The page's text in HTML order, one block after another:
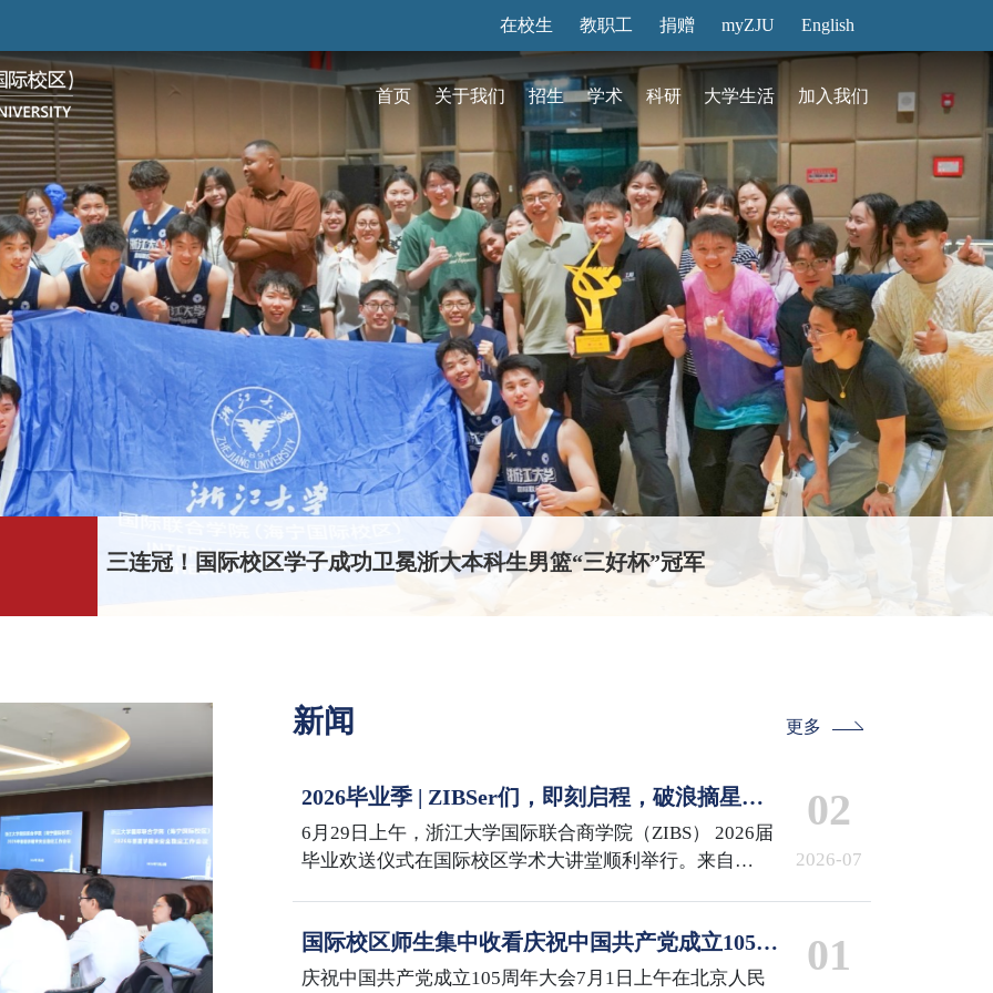
内
容
在校生 教职工 捐赠 myZJU English
首页 关于我们
关于我们
校区简介
使命愿景
校区领导
联系我们
云看校园
组织机构
校园地图
访客预约
展厅预约
招生
招生
本科生招生
通知动态
招生视频
研究生招生
通知动态
国际生招生
学术
学术
本科生课程
研究生课程
通识课程
学术日历
机构&活动
语言中心
图书馆
书院
科研
科研
科研概览
研究中心
研究平台
仪器共享平台
科研动态
技术转化
大学生活
大学生活
生活在国际校区
成长在国际校区
活力在国际校区
加入我们
加入我们
热招岗位 人物故事
梦想校园 伟大教育｜国际校区2026年校园开放日回顾
新闻 更多
2026毕业季 | ZIBSer们，即刻启程，破浪摘星！
Sail the Seas, Reach the Stars
6月29日上午，浙江大学国际联合商学院（ZIBS） 2026届
毕业欢送仪式在国际校区学术大讲堂顺利举行。来自
02
2026-07
国际校区师生集中收看庆祝中国共产党成立105周
年大会
庆祝中国共产党成立105周年大会7月1日上午在北京人民 01